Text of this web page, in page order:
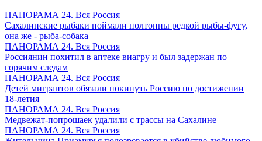
ПАНОРАМА 24. Вся Россия
Сахалинские рыбаки поймали полтонны редкой рыбы-фугу,
она же - рыба-собака
ПАНОРАМА 24. Вся Россия
Россиянин похитил в аптеке виагру и был задержан по
горячим следам
ПАНОРАМА 24. Вся Россия
Детей мигрантов обязали покинуть Россию по достижении
18-летия
ПАНОРАМА 24. Вся Россия
Медвежат-попрошаек удалили с трассы на Сахалине
ПАНОРАМА 24. Вся Россия